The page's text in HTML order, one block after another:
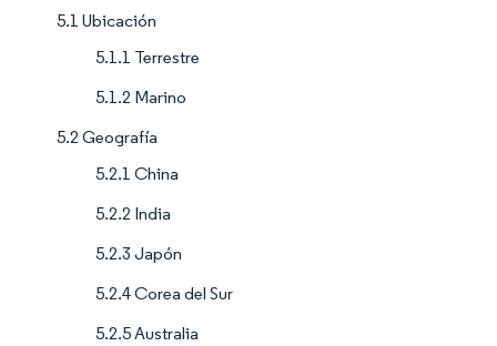
5.1 Ubicación
5.1.1 Terrestre
5.1.2 Marino
5.2 Geografía
5.2.1 China
5.2.2 India
5.2.3 Japón
5.2.4 Corea del Sur
5.2.5 Australia